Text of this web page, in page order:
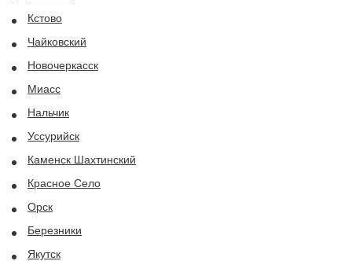
Кстово
Чайковский
Новочеркасск
Миасс
Нальчик
Уссурийск
Каменск Шахтинский
Красное Село
Орск
Березники
Якутск